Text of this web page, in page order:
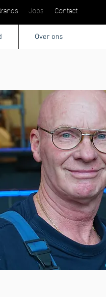
Jobs Contact
Over ons